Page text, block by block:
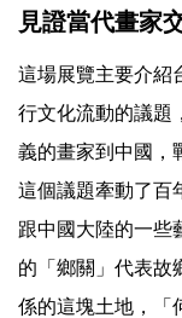
見證當代畫家
這場展覽主要介紹
行文化流動的議題
義的畫家到中國，
這個議題牽動了百
跟中國大陸的一些
的「鄉關」代表故
係的這塊土地，「